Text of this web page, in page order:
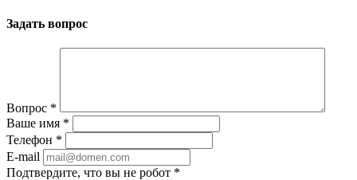
Задать вопрос
Вопрос *
Ваше имя *
Телефон *
E-mail
Подтвердите, что вы не робот *